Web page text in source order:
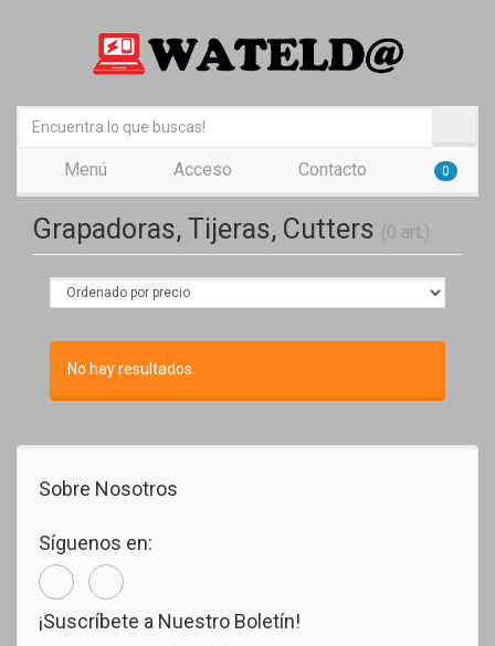
Menú Acceso Contacto 0
Grapadoras, Tijeras, Cutters (0 art.)
No hay resultados.
Sobre Nosotros
Síguenos en:
¡Suscríbete a Nuestro Boletín!